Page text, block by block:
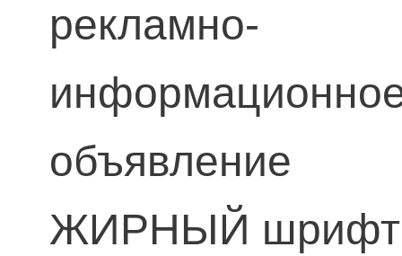
рекламно-
объявление
ЖИРНЫЙ шрифт